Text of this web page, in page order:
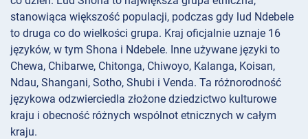
stanowiąca większość populacji, podczas gdy lud Ndebele
to druga co do wielkości grupa. Kraj oficjalnie uznaje 16
języków, w tym Shona i Ndebele. Inne używane języki to
Chewa, Chibarwe, Chitonga, Chiwoyo, Kalanga, Koisan,
Ndau, Shangani, Sotho, Shubi i Venda. Ta różnorodność
językowa odzwierciedla złożone dziedzictwo kulturowe
kraju i obecność różnych wspólnot etnicznych w całym
kraju.